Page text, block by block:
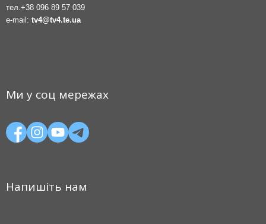
тел. +38 096 89 57 039
e-mail: tv4@tv4.te.ua
Ми у соц мережах
Напишіть нам